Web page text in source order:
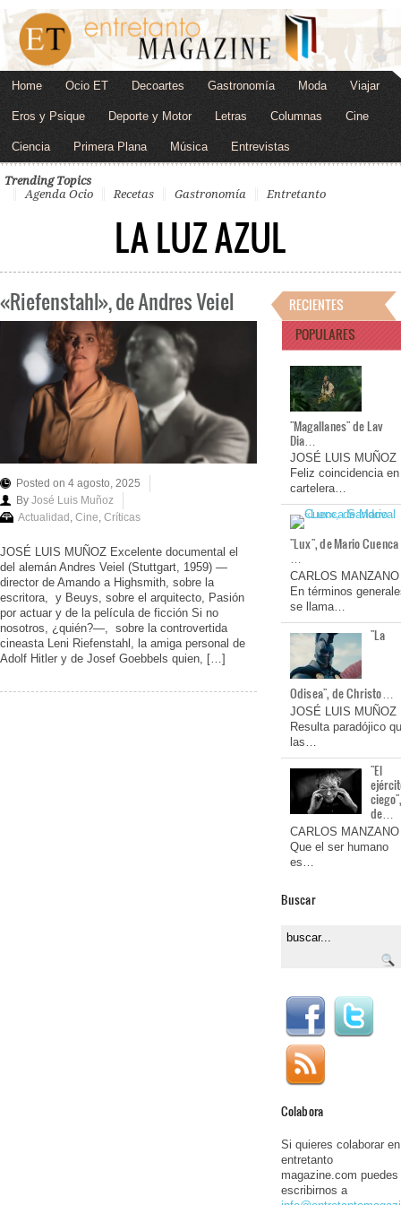
Home Ocio ET Decoartes Gastronomía Moda Viajar
Eros y Psique Deporte y Motor Letras Columnas Cine
Ciencia Primera Plana Música Entrevistas
Trending Topics
Agenda Ocio
Recetas Gastronomía Entretanto
LA LUZ AZUL
«Riefenstahl», de Andres Veiel
Posted on 4 agosto, 2025
By José Luis Muñoz
Actualidad, Cine, Críticas
JOSÉ LUIS MUÑOZ Excelente documental el
del alemán Andres Veiel (Stuttgart, 1959) —
director de Amando a Highsmith, sobre la
escritora, y Beuys, sobre el arquitecto, Pasión
por actuar y de la película de ficción Si no
nosotros, ¿quién?—, sobre la controvertida
cineasta Leni Riefenstahl, la amiga personal de
Adolf Hitler y de Josef Goebbels quien, […]
RECIENTES
POPULARES
"Magallanes" de Lav
Dia…
JOSÉ LUIS MUÑOZ
Feliz coincidencia en
cartelera…
"Lux", de Mario Cuenca
…
CARLOS MANZANO
En términos
se llama…
"La
Odisea", de Christo…
JOSÉ LUIS MUÑOZ
Resulta paradójico
las…
"El
de…
CARLOS MANZANO
Que el ser humano
es…
Buscar
Colabora
Si quieres colaborar en
entretanto
magazine.com puedes
escribirnos a